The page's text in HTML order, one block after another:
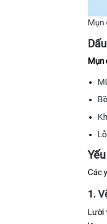
Mụn
Mụn
Các
1.
Lười